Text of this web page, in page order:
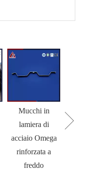
Mucchi in
lamiera di
acciaio Omega
rinforzata a
freddo